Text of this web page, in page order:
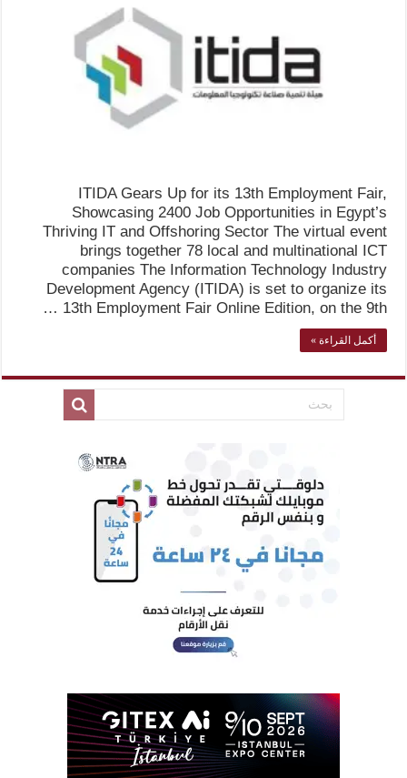
ITIDA Gears Up for its 13th Employment Fair,
Showcasing 2400 Job Opportunities in Egypt’s
Thriving IT and Offshoring Sector The virtual event
brings together 78 local and multinational ICT
companies The Information Technology Industry
Development Agency (ITIDA) is set to organize its
13th Employment Fair Online Edition, on the 9th …
أكمل القراءة »